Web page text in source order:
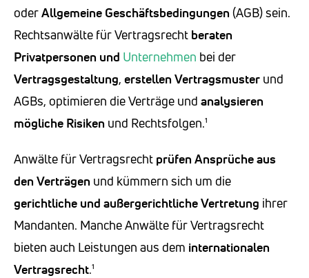
oderAllgemeine Geschäftsbedingungen (AGB) sein.
Rechtsanwälte für Vertragsrecht beraten
Privatpersonen und Unternehmen bei der
Vertragsgestaltung, erstellen Vertragsmuster und
AGBs, optimieren die Verträge und analysieren
mögliche Risiken und Rechtsfolgen.¹
Anwälte für Vertragsrecht prüfen Ansprüche aus
den Verträgen und kümmern sich um die
gerichtliche und außergerichtliche Vertretung ihrer
Mandanten. Manche Anwälte für Vertragsrecht
bieten auch Leistungen aus dem internationalen
Vertragsrecht.¹